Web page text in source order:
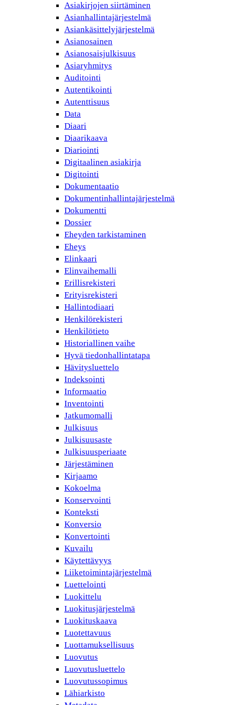
Asiakirjojen siirtäminen
Asianhallintajärjestelmä
Asiankäsittelyjärjestelmä
Asianosainen
Asianosaisjulkisuus
Asiaryhmitys
Auditointi
Autentikointi
Autenttisuus
Data
Diaari
Diaarikaava
Diariointi
Digitaalinen asiakirja
Digitointi
Dokumentaatio
Dokumentinhallintajärjestelmä
Dokumentti
Dossier
Eheyden tarkistaminen
Eheys
Elinkaari
Elinvaihemalli
Erillisrekisteri
Erityisrekisteri
Hallintodiaari
Henkilörekisteri
Henkilötieto
Historiallinen vaihe
Hyvä tiedonhallintatapa
Hävitysluettelo
Indeksointi
Informaatio
Inventointi
Jatkumomalli
Julkisuus
Julkisuusaste
Julkisuusperiaate
Järjestäminen
Kirjaamo
Kokoelma
Konservointi
Konteksti
Konversio
Konvertointi
Kuvailu
Käytettävyys
Liiketoimintajärjestelmä
Luettelointi
Luokittelu
Luokitusjärjestelmä
Luokituskaava
Luotettavuus
Luottamuksellisuus
Luovutus
Luovutusluettelo
Luovutussopimus
Lähiarkisto